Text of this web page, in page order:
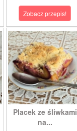
Zobacz przepis!
Placek ze śliwkami
na...